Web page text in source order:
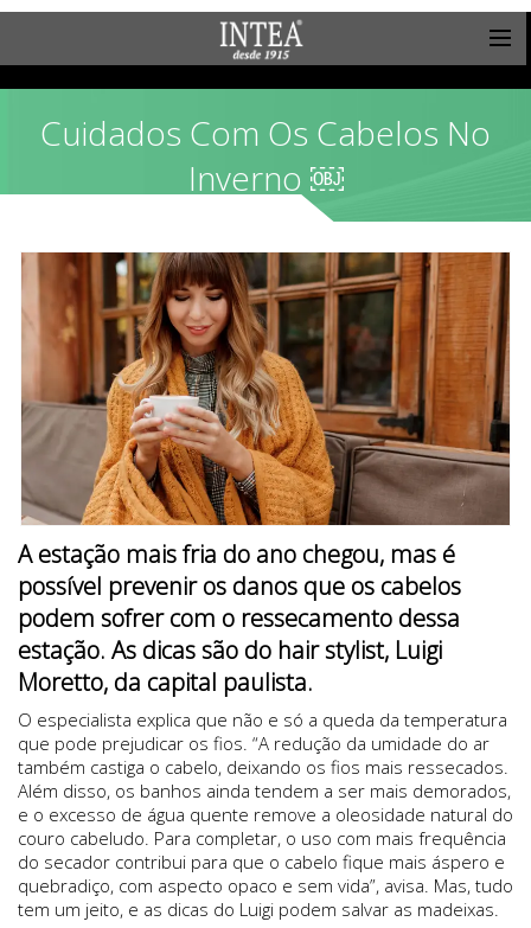
Cuidados Com Os Cabelos No
Inverno ￼
A estação mais fria do ano chegou, mas é
possível prevenir os danos que os cabelos
podem sofrer com o ressecamento dessa
estação. As dicas são do hair stylist, Luigi
Moretto, da capital paulista.
O especialista explica que não e só a queda da temperatura
que pode prejudicar os fios. “A redução da umidade do ar
também castiga o cabelo, deixando os fios mais ressecados.
Além disso, os banhos ainda tendem a ser mais demorados,
e o excesso de água quente remove a oleosidade natural do
couro cabeludo. Para completar, o uso com mais frequência
do secador contribui para que o cabelo fique mais áspero e
quebradiço, com aspecto opaco e sem vida”, avisa. Mas, tudo
tem um jeito, e as dicas do Luigi podem salvar as madeixas.